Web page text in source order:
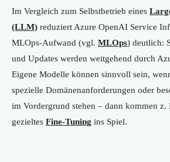
Im Vergleich zum Selbstbetrieb eines
(LLM) reduziert Azure OpenAI Service
MLOps-Aufwand (vgl. MLOps) deutlich:
und Updates werden weitgehend durch
Eigene Modelle können sinnvoll sein,
spezielle Domänenanforderungen oder
im Vordergrund stehen – dann kommen z.
gezieltes Fine-Tuning ins Spiel.